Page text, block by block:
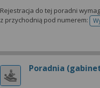
Rejestracja do tej poradni
z przychodnią pod numerem:
Poradnia